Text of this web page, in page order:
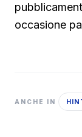
occasione
ANCHE IN